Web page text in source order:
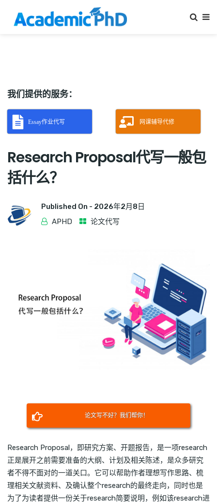
我们提供的服务：
Essay作业代写 网课辅导代修
Research Proposal代写一般包
括什么？
Published On - 2026年2月8日
APHD
论文代写
论文写不好？我们帮你！
Research Proposal，即研究方案、开题报告，是一项research
正是展开之前需要准备的大纲、计划及相关陈述，是众多研究
者不得不面对的一道关口。它可以帮助作者理想写作思路、梳
理相关文献资料、及确认整个research的最终走向，同时也是
为了为读者提供一份关于research简要说明，例如该research进